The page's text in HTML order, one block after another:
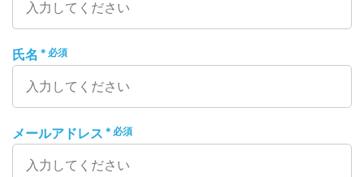
氏名 ＊必須
メールアドレス ＊必須